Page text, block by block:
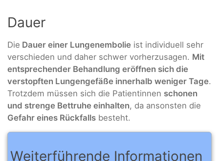
Dauer
Die Dauer einer Lungenembolie ist individuell sehr
verschieden und daher schwer vorherzusagen. Mit
entsprechender Behandlung eröffnen sich die
verstopften Lungengefäße innerhalb weniger Tage.
Trotzdem müssen sich die Patientinnen schonen
und strenge Bettruhe einhalten, da ansonsten die
Gefahr eines Rückfalls besteht.
Weiterführende Informationen